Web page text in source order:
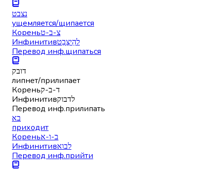
נצבט
ущемляется/щипается
Кореньצ-ב-ט
Инфинитивלהֵיצָבֵט
Перевод инф.щипаться
דובק
липнет/прилипает
Кореньד-ב-ק
Инфинитивלדבוק
Перевод инф.прилипать
בא
приходит
Кореньב-ו-א
Инфинитивלבוא
Перевод инф.прийти